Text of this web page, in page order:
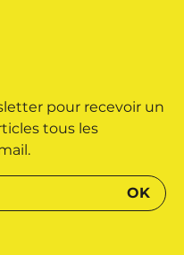
droits
Web •
pour recevoir un
tous les